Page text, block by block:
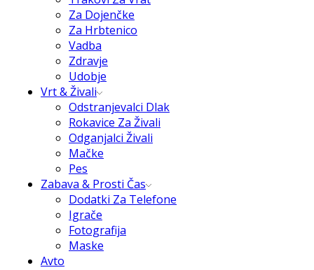
Za Dojenčke
Za Hrbtenico
Vadba
Zdravje
Udobje
Vrt & Živali
Odstranjevalci Dlak
Rokavice Za Živali
Odganjalci Živali
Mačke
Pes
Zabava & Prosti Čas
Dodatki Za Telefone
Igrače
Fotografija
Maske
Avto